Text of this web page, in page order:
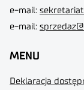
e-mail:
e-mail:
MENU
Deklaracja